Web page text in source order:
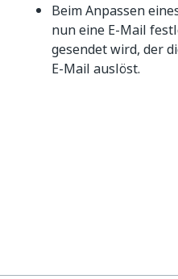
Beim Anpassen
nun eine E-Mail
gesendet wird, der
E-Mail auslöst.